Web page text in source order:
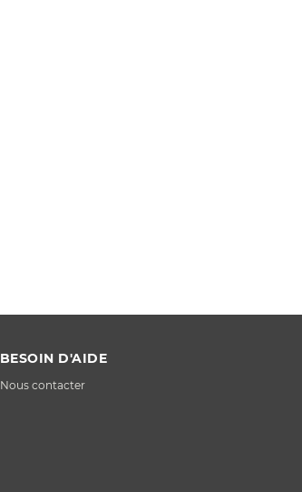
BESOIN D'AIDE
Nous contacter